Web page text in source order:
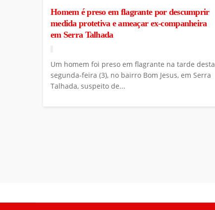
Homem é preso em flagrante por descumprir
medida protetiva e ameaçar ex-companheira
em Serra Talhada
Um homem foi preso em flagrante na tarde desta
segunda-feira (3), no bairro Bom Jesus, em Serra
Talhada, suspeito de...